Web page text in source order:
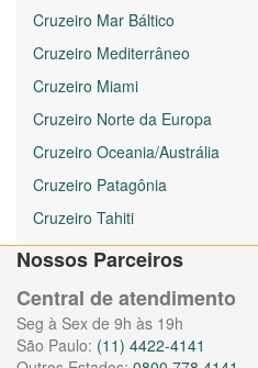
Cruzeiro Mar Báltico
Cruzeiro Mediterrâneo
Cruzeiro Miami
Cruzeiro Norte da Europa
Cruzeiro Oceania/Austrália
Cruzeiro Patagônia
Cruzeiro Tahiti
Nossos Parceiros
Central de atendimento
Seg à Sex de 9h às 19h
São Paulo: (11) 4422-4141